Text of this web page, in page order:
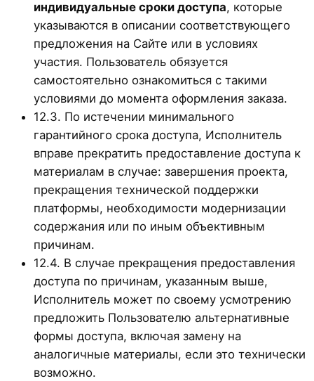
индивидуальные сроки доступа, которые
указываются в описании соответствующего
предложения на Сайте или в условиях
участия. Пользователь обязуется
самостоятельно ознакомиться с такими
условиями до момента оформления заказа.
12.3. По истечении минимального
гарантийного срока доступа, Исполнитель
вправе прекратить предоставление доступа к
материалам в случае: завершения проекта,
прекращения технической поддержки
платформы, необходимости модернизации
содержания или по иным объективным
причинам.
12.4. В случае прекращения предоставления
доступа по причинам, указанным выше,
Исполнитель может по своему усмотрению
предложить Пользователю альтернативные
формы доступа, включая замену на
аналогичные материалы, если это технически
возможно.